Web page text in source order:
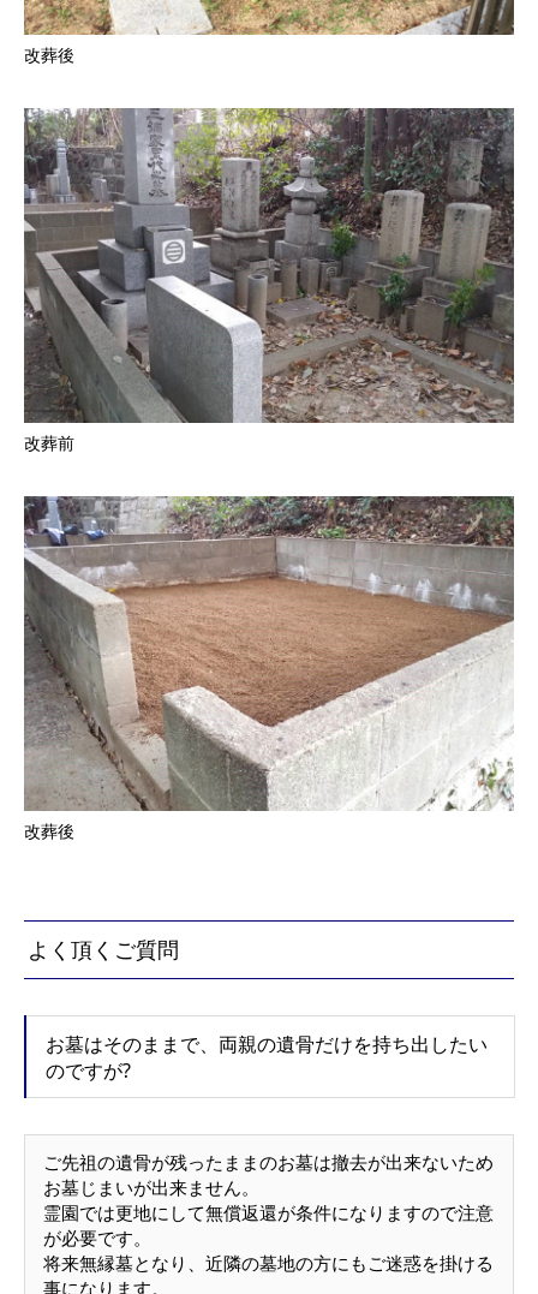
改葬後
改葬前
改葬後
よく頂くご質問
お墓はそのままで、両親の遺骨だけを持ち出したい
のですが?
ご先祖の遺骨が残ったままのお墓は撤去が出来ないため
お墓じまいが出来ません。
霊園では更地にして無償返還が条件になりますので注意
が必要です。
将来無縁墓となり、近隣の墓地の方にもご迷惑を掛ける
事になります。